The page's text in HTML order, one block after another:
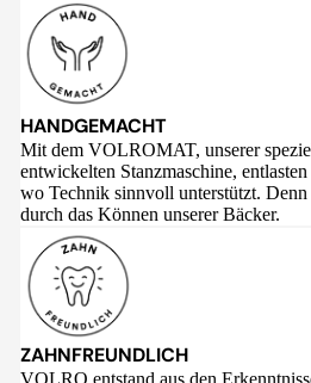
HANDGEMACHT
Mit dem VOLROMAT, unserer
entwickelten Stanzmaschine,
wo Technik sinnvoll unterstützt.
durch das Können unserer Bäcker.
ZAHNFREUNDLICH
VOLRO entstand aus den